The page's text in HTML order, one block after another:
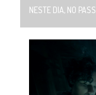
NESTE DIA, NO